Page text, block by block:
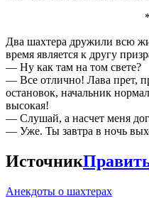
Два шахтера дружили всю
время является к другу
— Ну как там на том свете?
— Все отлично! Лава прет,
остановок, начальник
высокая!
— Слушай, а насчет меня
— Уже. Ты завтра в ночь
Источник
Анекдоты о шахтерах